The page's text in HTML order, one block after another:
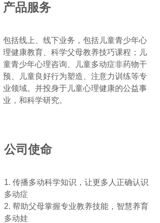
产品服务
包括线上、线下业务，包括儿童青少年心
理健康教育、科学父母教养技巧课程；儿
童青少年心理咨询、儿童多动症非药物干
预、儿童良好行为塑造、注意力训练等专
业领域。并投身于儿童心理健康的公益事
业，和科学研究。
公司使命
1. 传播多动科学知识，让更多人正确认识
多动症
2. 帮助父母掌握专业教养技能，智慧养育
多动娃